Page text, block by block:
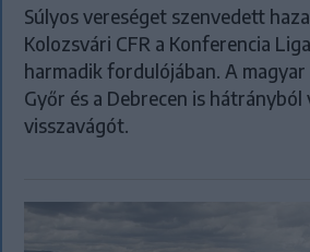
Súlyos vereséget szenvedett
Kolozsvári CFR a Konferencia
harmadik fordulójában. A
Győr és a Debrecen is hátrányból
visszavágót.